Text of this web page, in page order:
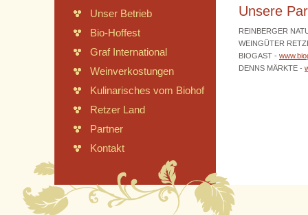
Unser Betrieb
Bio-Hoffest
Graf International
Weinverkostungen
Kulinarisches vom Biohof
Retzer Land
Partner
Kontakt
Unsere
REINBERGER
WEINGÜTER
BIOGAST -
DENNS MÄRKTE -